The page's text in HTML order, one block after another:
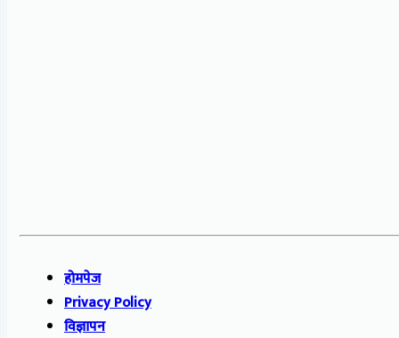
होमपेज
Privacy Policy
विज्ञापन